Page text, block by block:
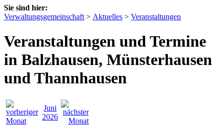
Sie sind hier:
Verwaltungsgemeinschaft > Aktuelles > Veranstaltungen
Veranstaltungen und Termine
in Balzhausen, Münsterhausen
und Thannhausen
Juni
2026